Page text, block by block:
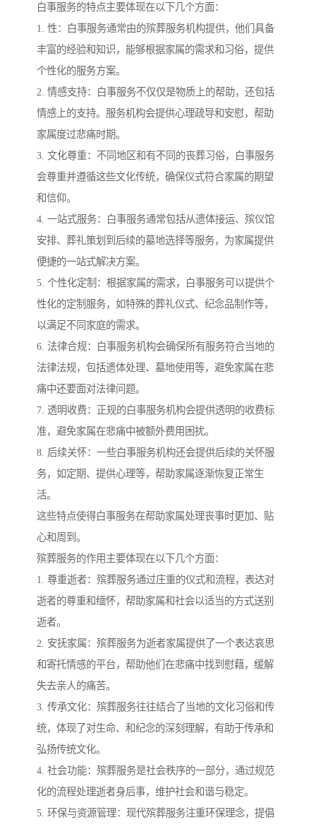
白事服务的特点主要体现在以下几个方面：
1. 性：白事服务通常由的殡葬服务机构提供，他们具备
丰富的经验和知识，能够根据家属的需求和习俗，提供
个性化的服务方案。
2. 情感支持：白事服务不仅仅是物质上的帮助，还包括
情感上的支持。服务机构会提供心理疏导和安慰，帮助
家属度过悲痛时期。
3. 文化尊重：不同地区和有不同的丧葬习俗，白事服务
会尊重并遵循这些文化传统，确保仪式符合家属的期望
和信仰。
4. 一站式服务：白事服务通常包括从遗体接运、殡仪馆
安排、葬礼策划到后续的墓地选择等服务，为家属提供
便捷的一站式解决方案。
5. 个性化定制：根据家属的需求，白事服务可以提供个
性化的定制服务，如特殊的葬礼仪式、纪念品制作等，
以满足不同家庭的需求。
6. 法律合规：白事服务机构会确保所有服务符合当地的
法律法规，包括遗体处理、墓地使用等，避免家属在悲
痛中还要面对法律问题。
7. 透明收费：正规的白事服务机构会提供透明的收费标
准，避免家属在悲痛中被额外费用困扰。
8. 后续关怀：一些白事服务机构还会提供后续的关怀服
务，如定期、提供心理等，帮助家属逐渐恢复正常生
活。
这些特点使得白事服务在帮助家属处理丧事时更加、贴
心和周到。
殡葬服务的作用主要体现在以下几个方面：
1. 尊重逝者：殡葬服务通过庄重的仪式和流程，表达对
逝者的尊重和缅怀，帮助家属和社会以适当的方式送别
逝者。
2. 安抚家属：殡葬服务为逝者家属提供了一个表达哀思
和寄托情感的平台，帮助他们在悲痛中找到慰藉，缓解
失去亲人的痛苦。
3. 传承文化：殡葬服务往往结合了当地的文化习俗和传
统，体现了对生命、和纪念的深刻理解，有助于传承和
弘扬传统文化。
4. 社会功能：殡葬服务是社会秩序的一部分，通过规范
化的流程处理逝者身后事，维护社会和谐与稳定。
5. 环保与资源管理：现代殡葬服务注重环保理念，提倡